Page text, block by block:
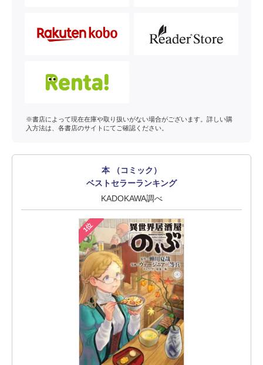
※書店によって現在在庫や取り扱いがない場合がございます。詳しい購
入方法は、各書店のサイトにてご確認ください。
本 （コミック）
ベストセラーランキング
KADOKAWA調べ
1位